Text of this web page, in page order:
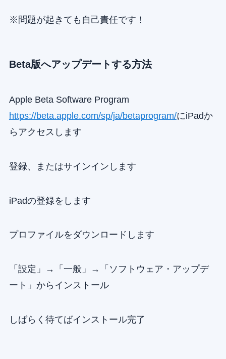
※問題が起きても自己責任です！
Beta版へアップデートする方法
Apple Beta Software Program
https://beta.apple.com/sp/ja/betaprogram/にiPadか
らアクセスします
登録、またはサインインします
iPadの登録をします
プロファイルをダウンロードします
「設定」→「一般」→「ソフトウェア・アップデ
ート」からインストール
しばらく待てばインストール完了